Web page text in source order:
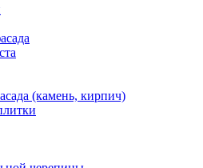
(камень, кирпич)